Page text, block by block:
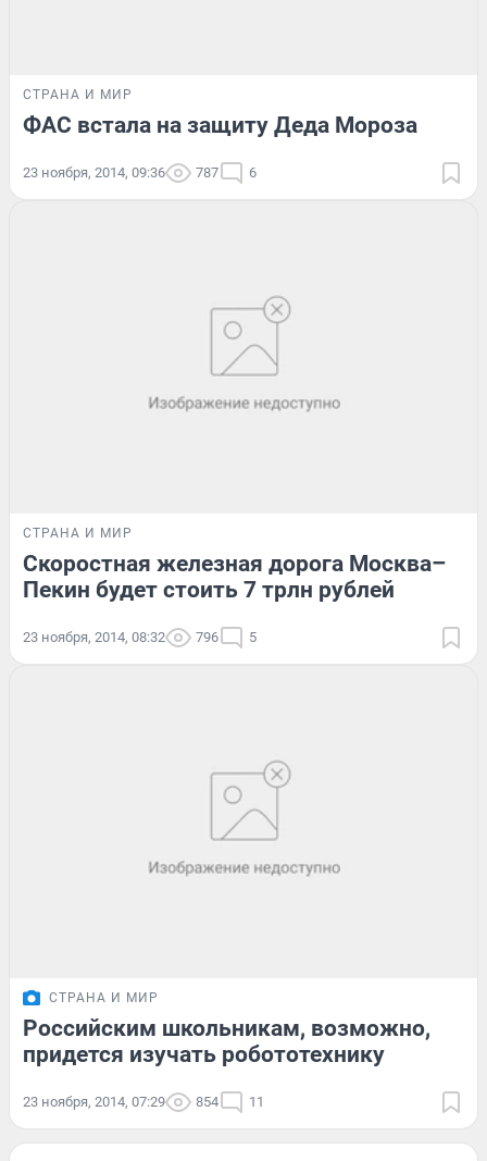
СТРАНА И МИР
ФАС встала на защиту Деда Мороза
23 ноября, 2014, 09:36 787 6
СТРАНА И МИР
Скоростная железная дорога Москва–
Пекин будет стоить 7 трлн рублей
23 ноября, 2014, 08:32 796 5
СТРАНА И МИР
Российским школьникам, возможно,
придется изучать робототехнику
23 ноября, 2014, 07:29 854 11